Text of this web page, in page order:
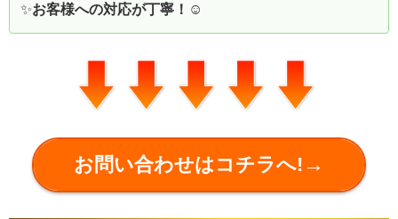
✨お客様への対応が丁寧！ ☺️
お問い合わせはコチラへ! →